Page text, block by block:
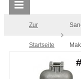
Zur
Startseite